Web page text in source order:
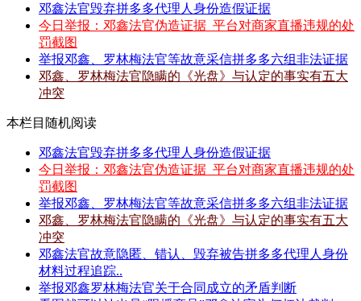
邓鑫法官毁弃拼多多代理人身份造假证据
今日举报：邓鑫法官伪造证据_平台对商家直播违规的处
罚截图
举报邓鑫、罗林梅法官等故意采信拼多多六组非法证据
邓鑫、罗林梅法官隐瞒的《光盘》与认定的事实有五大
冲突
本栏目随机阅读
邓鑫法官毁弃拼多多代理人身份造假证据
今日举报：邓鑫法官伪造证据_平台对商家直播违规的处
罚截图
举报邓鑫、罗林梅法官等故意采信拼多多六组非法证据
邓鑫、罗林梅法官隐瞒的《光盘》与认定的事实有五大
冲突
邓鑫法官故意隐匿、错认、毁弃被告拼多多代理人身份
材料过程追踪..
举报邓鑫罗林梅法官关于合同成立的矛盾判断